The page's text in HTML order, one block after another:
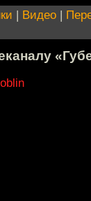
| Видео |